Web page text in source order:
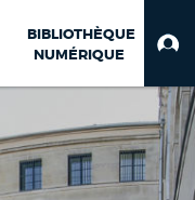
BIBLIOTHÈQUE
NUMÉRIQUE